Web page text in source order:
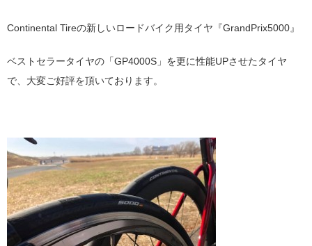
Continental Tireの新しいロードバイク用タイヤ『GrandPrix5000』
ベストセラータイヤの「GP4000S」を更に性能UPさせたタイヤ
で、大変ご好評を頂いております。